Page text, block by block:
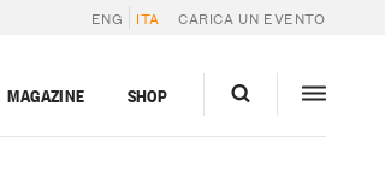
ENG ITA CARICA UN EVENTO
MAGAZINE SHOP